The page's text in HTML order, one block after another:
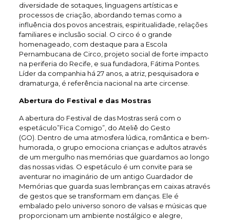
diversidade de sotaques, linguagens artísticas e
processos de criação, abordando temas como a
influência dos povos ancestrais, espiritualidade, relações
familiares e inclusão social. O circo é o grande
homenageado, com destaque para a Escola
Pernambucana de Circo, projeto social de forte impacto
na periferia do Recife, e sua fundadora, Fátima Pontes.
Líder da companhia há 27 anos, a atriz, pesquisadora e
dramaturga, é referência nacional na arte circense.
Abertura do Festival e das Mostras
A abertura do Festival de das Mostras será com o
espetáculo”Fica Comigo”, do Ateliê do Gesto
(GO). Dentro de uma atmosfera lúdica, romântica e bem-
humorada, o grupo emociona crianças e adultos através
de um mergulho nas memórias que guardamos ao longo
das nossas vidas. O espetáculo é um convite para se
aventurar no imaginário de um antigo Guardador de
Memórias que guarda suas lembranças em caixas através
de gestos que se transformam em danças. Ele é
embalado pelo universo sonoro de valsas e músicas que
proporcionam um ambiente nostálgico e alegre,